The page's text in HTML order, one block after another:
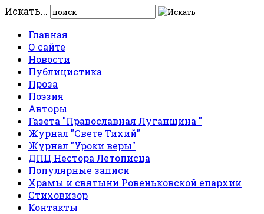
Искать...
Главная
О сайте
Новости
Публицистика
Проза
Поэзия
Авторы
Газета "Православная Луганщина "
Журнал "Свете Тихий"
Журнал "Уроки веры"
ДПЦ Нестора Летописца
Популярные записи
Храмы и святыни Ровеньковской епархии
Стиховизор
Контакты